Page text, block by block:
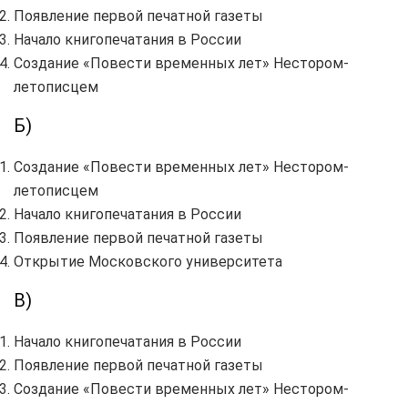
Появление первой печатной газеты
Начало книгопечатания в России
Создание «Повести временных лет» Нестором-
летописцем
Б)
Создание «Повести временных лет» Нестором-
летописцем
Начало книгопечатания в России
Появление первой печатной газеты
Открытие Московского университета
В)
Начало книгопечатания в России
Появление первой печатной газеты
Создание «Повести временных лет» Нестором-